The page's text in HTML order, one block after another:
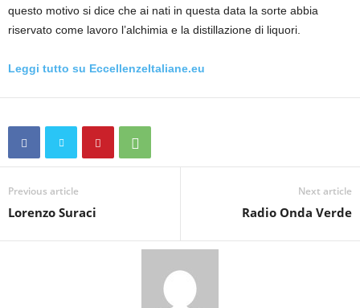
questo motivo si dice che ai nati in questa data la sorte abbia
riservato come lavoro l’alchimia e la distillazione di liquori.
Leggi tutto su EccellenzeItaliane.eu
Previous article
Lorenzo Suraci
Next article
Radio Onda Verde